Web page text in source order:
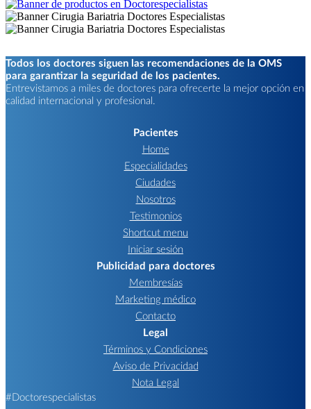
Todos los doctores siguen las recomendaciones de la OMS
para garantizar la seguridad de los pacientes.
Entrevistamos a miles de doctores para ofrecerte la mejor opción en
calidad internacional y profesional.
Pacientes
Home
Especialidades
Ciudades
Nosotros
Testimonios
Shortcut menu
Iniciar sesión
Publicidad para doctores
Membresías
Marketing médico
Contacto
Legal
Términos y Condiciones
Aviso de Privacidad
Nota Legal
#Doctorespecialistas